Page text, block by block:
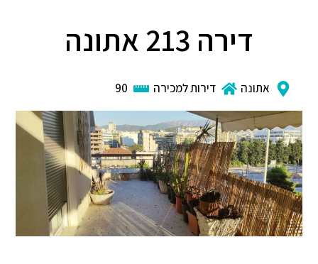
דירה 213 אתונה
אתונה דירות למכירה 90